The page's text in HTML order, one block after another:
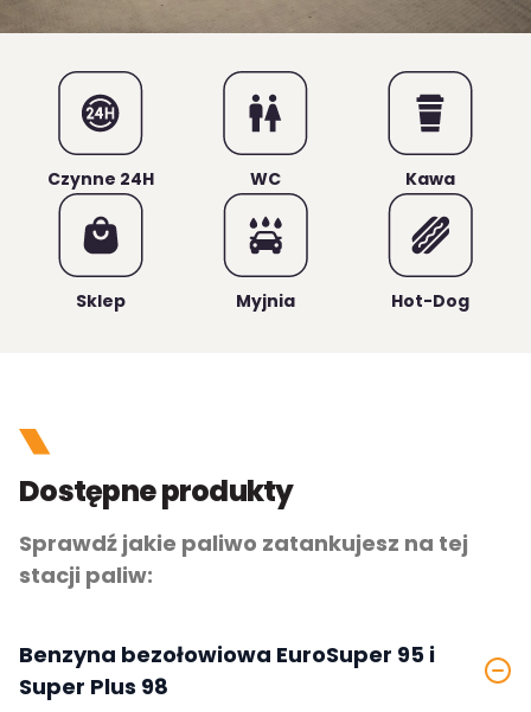
Czynne 24H WC Kawa
Sklep Myjnia Hot-Dog
Dostępne produkty
Sprawdź jakie paliwo zatankujesz na tej
stacji paliw:
Benzyna bezołowiowa EuroSuper 95 i
Super Plus 98